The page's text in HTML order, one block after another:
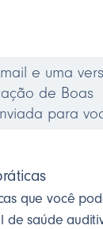
e uma
de Boas
para
que você
de saúde